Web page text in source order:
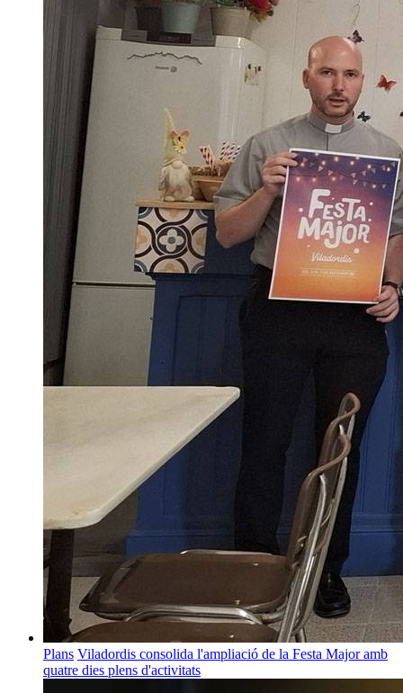
Plans Viladordis consolida l'ampliació de la Festa Major amb
quatre dies plens d'activitats